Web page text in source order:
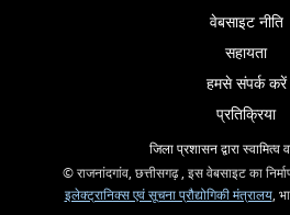
वेबसाइट नीति
सहायता
हमसे संपर्क करें
प्रतिक्रिया
जिला प्रशासन द्वारा स्वामित्व
© राजनांदगांव, छत्तीसगढ़ , इस वेबसाइट का
इलेक्ट्रानिक्स एवं सूचना प्रौद्योगिकी मंत्रालय,